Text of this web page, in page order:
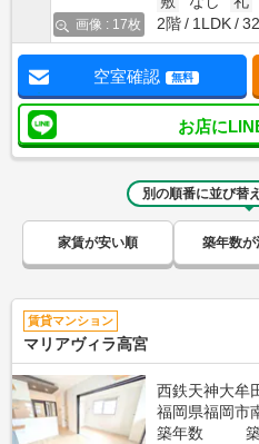
画像 : 17枚
2階
1LDK
空室確認 無料
お店に
別の順番に並び替
家賃が安い順 築年数が
賃貸マンション
マリアヴィラ高宮
西鉄天神大牟
福岡県福岡市
築年数